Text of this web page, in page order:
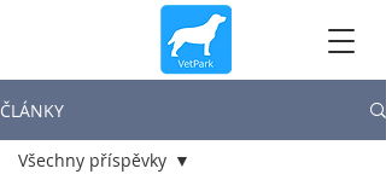
ČLÁNKY
Všechny příspěvky